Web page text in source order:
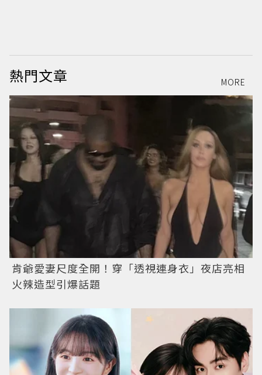
熱門文章 MORE
肯爺愛妻尺度全開！穿「透視連身衣」夜店亮相
火辣造型引爆話題